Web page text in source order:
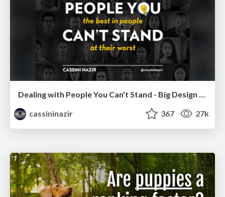
Dealing with People You Can't Stand - Big Design 2015
cassininazir
367 27k